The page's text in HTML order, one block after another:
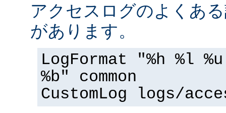
アクセスログのよくあ
があります。
LogFormat "%h %l
%b" common
CustomLog logs/